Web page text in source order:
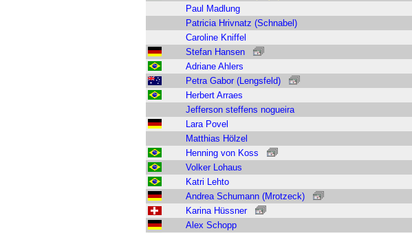
Paul Madlung
Patricia Hrivnatz (Schnabel)
Caroline Kniffel
Stefan Hansen
Adriane Ahlers
Petra Gabor (Lengsfeld)
Herbert Arraes
Jefferson steffens nogueira
Lara Povel
Matthias Hölzel
Henning von Koss
Volker Lohaus
Katri Lehto
Andrea Schumann (Mrotzeck)
Karina Hüssner
Alex Schopp